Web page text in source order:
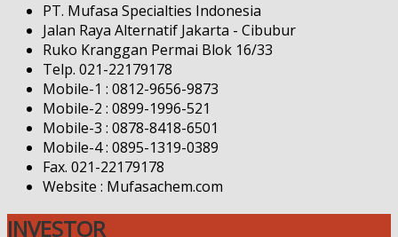
PT. Mufasa Specialties Indonesia
Jalan Raya Alternatif Jakarta - Cibubur
Ruko Kranggan Permai Blok 16/33
Telp. 021-22179178
Mobile-1 : 0812-9656-9873
Mobile-2 : 0899-1996-521
Mobile-3 : 0878-8418-6501
Mobile-4 : 0895-1319-0389
Fax. 021-22179178
Website : Mufasachem.com
INVESTOR